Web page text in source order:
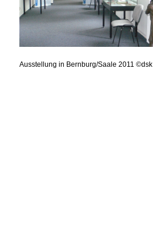
Ausstellung in Bernburg/Saale 2011 ©dsk